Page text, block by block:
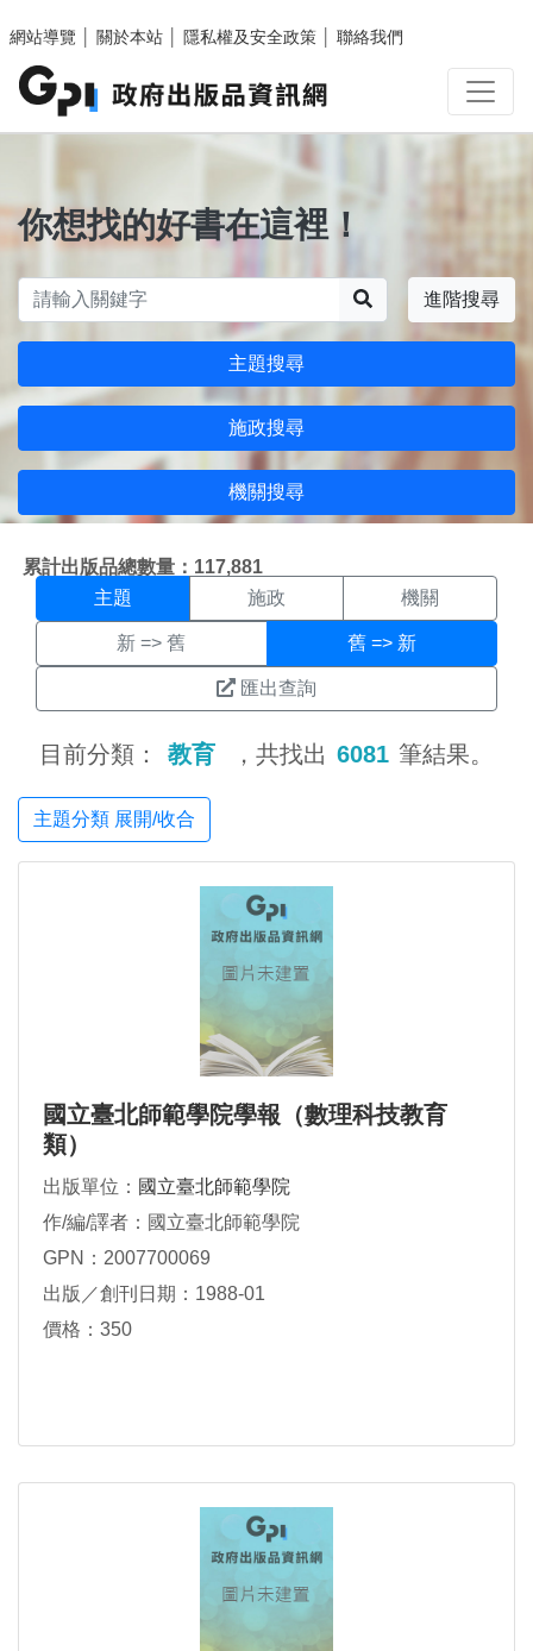
網站導覽
關於本站 隱私權及安全政策 聯絡我們
你想找的好書在這裡！
進階搜尋
主題搜尋
施政搜尋
機關搜尋
累計出版品總數量：117,881
主題搜尋結果頁面
主題 施政 機關
新 => 舊 舊 => 新
匯出查詢
目前分類： 教育 ，共找出 6081 筆結果。
主題分類 展開/收合
國立臺北師範學院學報（數理科技教育
類）
出版單位： 國立臺北師範學院
作/編/譯者：國立臺北師範學院
GPN：2007700069
出版／創刊日期：1988-01
價格：350